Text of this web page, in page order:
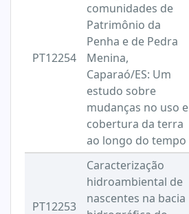
PT12254
comunidades de
Patrimônio da
Penha e de Pedra
Menina,
Caparaó/ES: Um
estudo sobre
mudanças no uso e
cobertura da terra
ao longo do tempo
PT12253
Caracterização
hidroambiental de
nascentes na bacia